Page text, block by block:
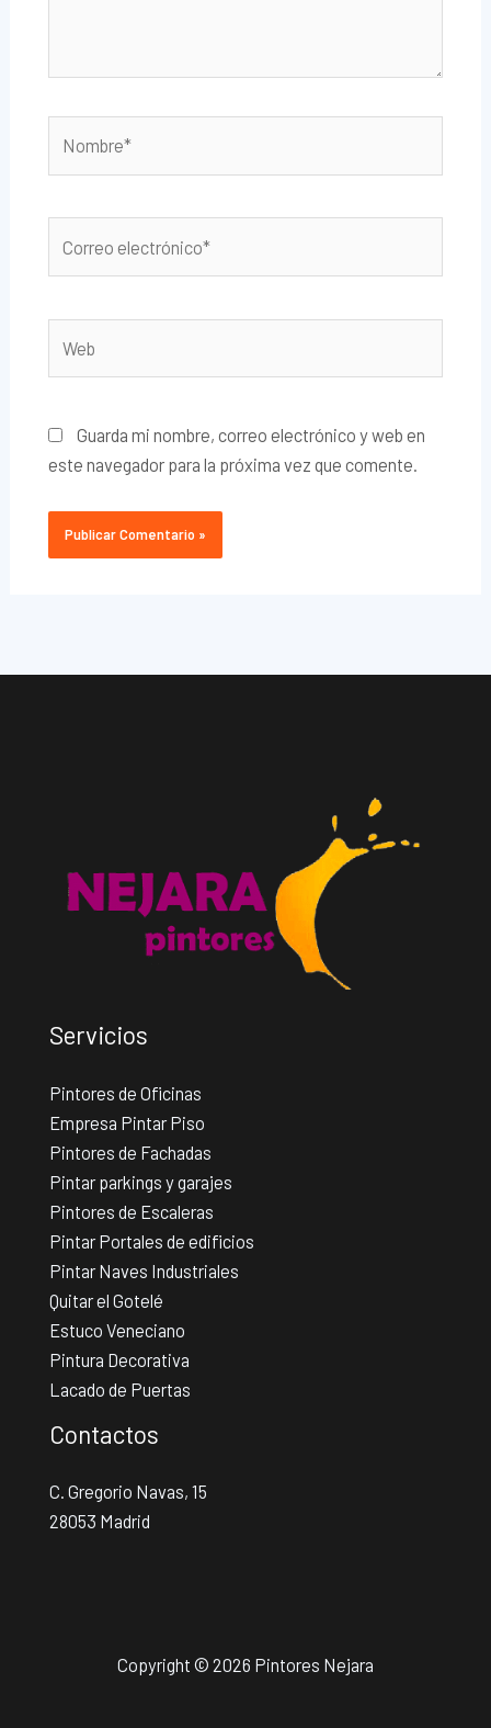
electrónico*
Guarda mi nombre, correo electrónico y web en
este navegador para la próxima vez que comente.
Servicios
Pintores de Oficinas
Empresa Pintar Piso
Pintores de Fachadas
Pintar parkings y garajes
Pintores de Escaleras
Pintar Portales de edificios
Pintar Naves Industriales
Quitar el Gotelé
Estuco Veneciano
Pintura Decorativa
Lacado de Puertas
Contactos
C. Gregorio Navas, 15
28053 Madrid
Copyright © 2026 Pintores Nejara